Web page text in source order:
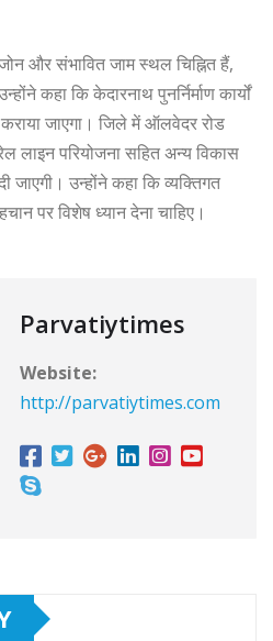
और संभावित जाम स्थल चिह्नित हैं,
कहा कि केदारनाथ पुनर्निर्माण कार्यों
जाएगा। जिले में ऑलवेदर रोड
लाइन परियोजना सहित अन्य विकास
जाएगी। उन्होंने कहा कि व्यक्तिगत
पर विशेष ध्यान देना चाहिए।
Parvatiytimes
Website:
http://parvatiytimes.com